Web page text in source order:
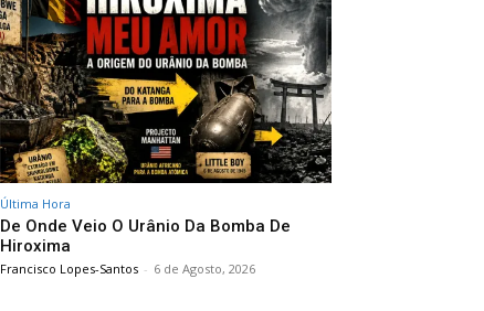
Última Hora
De Onde Veio O Urânio Da Bomba De
Hiroxima
Francisco Lopes-Santos - 6 de Agosto, 2026